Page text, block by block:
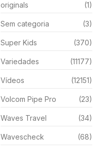
originals (1)
Sem categoria (3)
Super Kids (370)
Variedades (11177)
Vídeos (12151)
Volcom Pipe Pro (23)
Waves Travel (34)
Wavescheck (68)